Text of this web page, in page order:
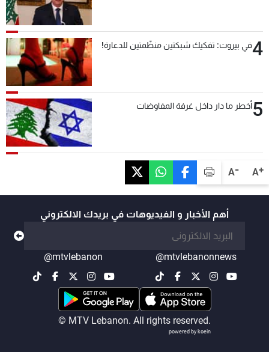
A+
A-
4في بيروت: تفكيك شبكتين منظّمتين للدعارة!
5أخطر ما دار داخل غرفة المفاوضات
أهم الأخبار و الفيديوهات في بريدك الالكتروني
@mtvlebanonnews
@mtvlebanon
© MTV Lebanon. All rights reserved.
powered by koein